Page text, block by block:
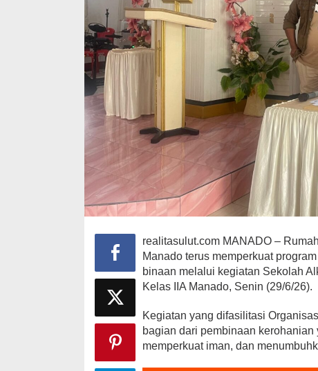
realitasulut.com MANADO –
Manado terus memperkuat
binaan melalui kegiatan Sekolah
Kelas IIA Manado, Senin (29/6/26).
Kegiatan yang difasilitasi
bagian dari pembinaan
memperkuat iman, dan